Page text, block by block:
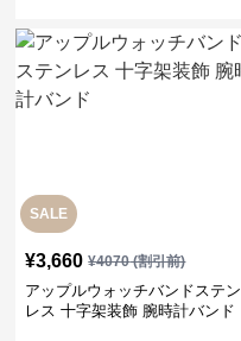
SALE
¥3,660 ¥4070(割引前)
アップルウォッチバンドステン
レス 十字架装飾 腕時計バンド